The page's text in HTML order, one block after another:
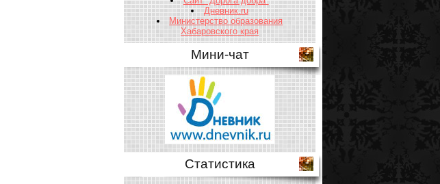
Дневник.ru
Министерство образования
Хабаровского края
Мини-чат
Статистика